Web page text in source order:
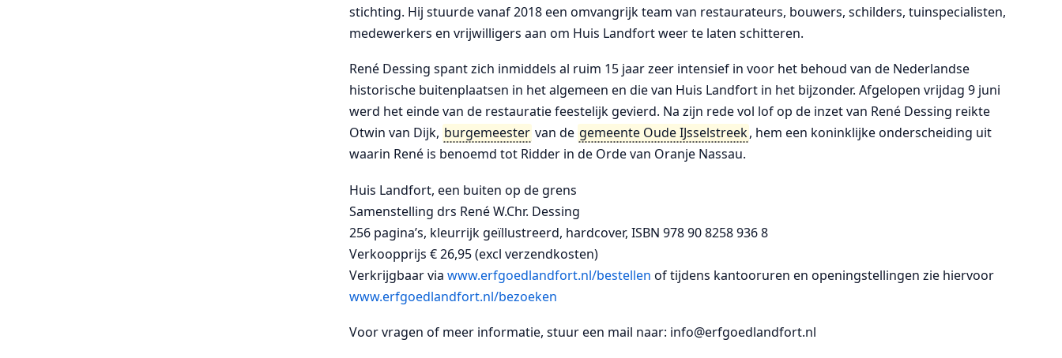
stichting. Hij stuurde vanaf 2018 een omvangrijk team van restaurateurs, bouwers, schilders, tuinspecialisten,
medewerkers en vrijwilligers aan om Huis Landfort weer te laten schitteren.
René Dessing spant zich inmiddels al ruim 15 jaar zeer intensief in voor het behoud van de Nederlandse
historische buitenplaatsen in het algemeen en die van Huis Landfort in het bijzonder. Afgelopen vrijdag 9 juni
werd het einde van de restauratie feestelijk gevierd. Na zijn rede vol lof op de inzet van René Dessing reikte
Otwin van Dijk, burgemeester van de gemeente Oude IJsselstreek, hem een koninklijke onderscheiding uit
waarin René is benoemd tot Ridder in de Orde van Oranje Nassau.
Huis Landfort, een buiten op de grens
Samenstelling drs René W.Chr. Dessing
256 pagina’s, kleurrijk geïllustreerd, hardcover, ISBN 978 90 8258 936 8
Verkoopprijs € 26,95 (excl verzendkosten)
Verkrijgbaar viawww.erfgoedlandfort.nl/bestellen of tijdens kantooruren en openingstellingen zie hiervoor
www.erfgoedlandfort.nl/bezoeken
Voor vragen of meer informatie, stuur een mail naar: info@erfgoedlandfort.nl